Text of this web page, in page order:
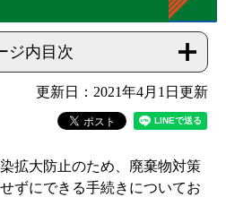
ジ内目次
更新日：2021年4月1日更新
拡大防止のため、廃棄物対策
ずにできる手続きについてお